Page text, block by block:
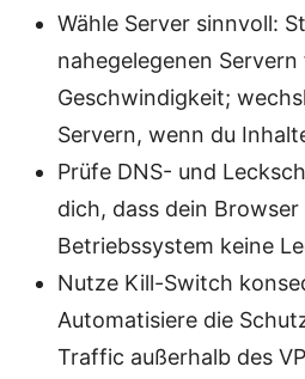
Wähle Server sinnvoll:
nahegelegenen
Geschwindigkeit;
Servern, wenn du
Prüfe DNS- und
dich, dass dein Browser
Betriebssystem keine
Nutze Kill-Switch
Automatisiere die
Traffic außerhalb des